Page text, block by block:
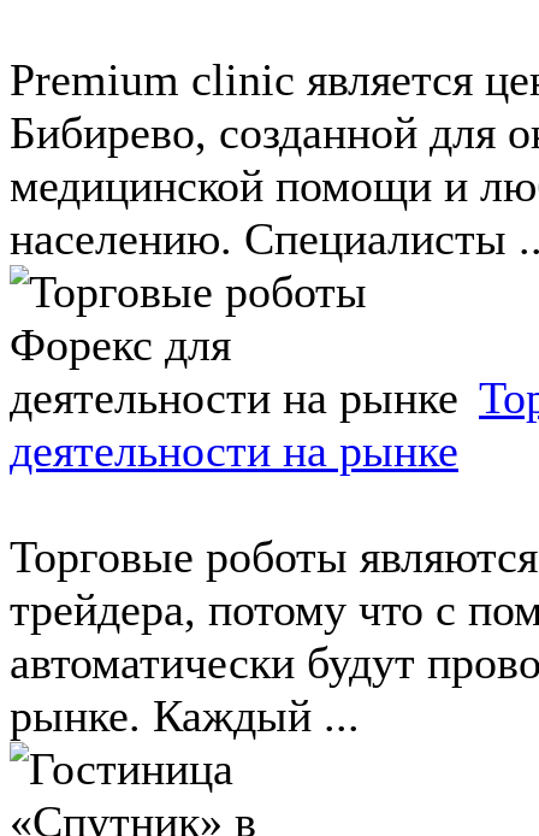
Premium clinic является
Бибирево, созданной для
медицинской помощи и
населению. Специалисты
деятельности на рынке
Торговые роботы
трейдера, потому что с
автоматически будут
рынке. Каждый ...